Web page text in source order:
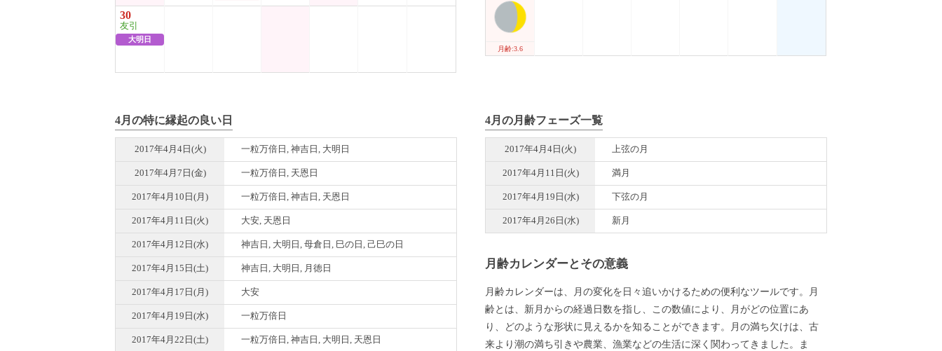
30
友引
大明日
月齢:3.6
4月の特に縁起の良い日
2017年4月4日(火) 一粒万倍日, 神吉日, 大明日
2017年4月7日(金) 一粒万倍日, 天恩日
2017年4月10日(月) 一粒万倍日, 神吉日, 天恩日
2017年4月11日(火) 大安, 天恩日
2017年4月12日(水) 神吉日, 大明日, 母倉日, 巳の日, 己巳の日
2017年4月15日(土) 神吉日, 大明日, 月徳日
2017年4月17日(月) 大安
2017年4月19日(水) 一粒万倍日
2017年4月22日(土) 一粒万倍日, 神吉日, 大明日, 天恩日
4月の月齢フェーズ一覧
2017年4月4日(火) 上弦の月
2017年4月11日(火) 満月
2017年4月19日(水) 下弦の月
2017年4月26日(水) 新月
月齢カレンダーとその意義
月齢カレンダーは、月の変化を日々追いかけるための便利なツールです。月
齢とは、新月からの経過日数を指し、この数値により、月がどの位置にあ
り、どのような形状に見えるかを知ることができます。月の満ち欠けは、古
来より潮の満ち引きや農業、漁業などの生活に深く関わってきました。ま